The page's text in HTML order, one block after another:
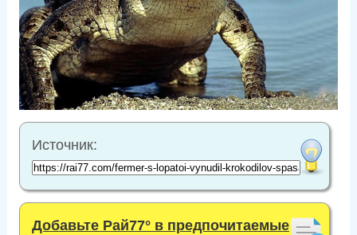
Источник:
Добавьте Рай77° в предпочитаемые